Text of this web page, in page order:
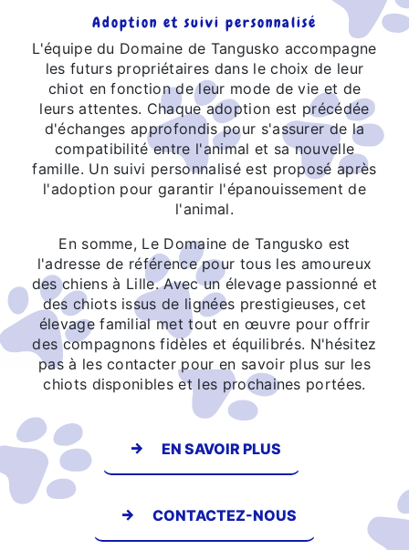
Adoption et suivi personnalisé
L'équipe du Domaine de Tangusko accompagne
les futurs propriétaires dans le choix de leur
chiot en fonction de leur mode de vie et de
leurs attentes. Chaque adoption est précédée
d'échanges approfondis pour s'assurer de la
compatibilité entre l'animal et sa nouvelle
famille. Un suivi personnalisé est proposé après
l'adoption pour garantir l'épanouissement de
l'animal.
En somme, Le Domaine de Tangusko est
l'adresse de référence pour tous les amoureux
des chiens à Lille. Avec un élevage passionné et
des chiots issus de lignées prestigieuses, cet
élevage familial met tout en œuvre pour offrir
des compagnons fidèles et équilibrés. N'hésitez
pas à les contacter pour en savoir plus sur les
chiots disponibles et les prochaines portées.
EN SAVOIR PLUS
CONTACTEZ-NOUS